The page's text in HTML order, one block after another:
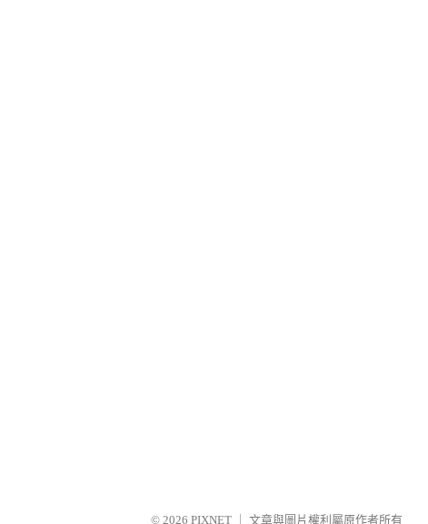
© 2026 PIXNET 文章與圖片權利屬原作者所有